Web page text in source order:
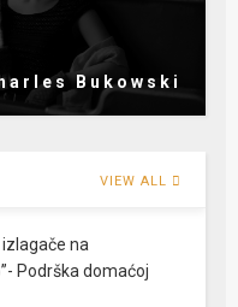
Bukowski
VIEW ALL
na
Podrška domaćoj